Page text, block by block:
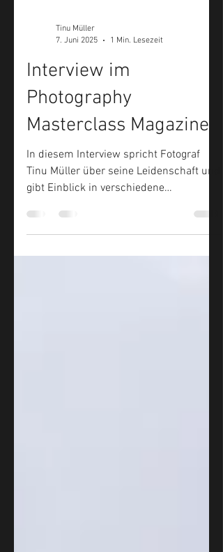
Tinu Müller
7. Juni 2025
1 Min. Lesezeit
Interview im
Photography
Masterclass Magazine
In diesem Interview spricht Fotograf